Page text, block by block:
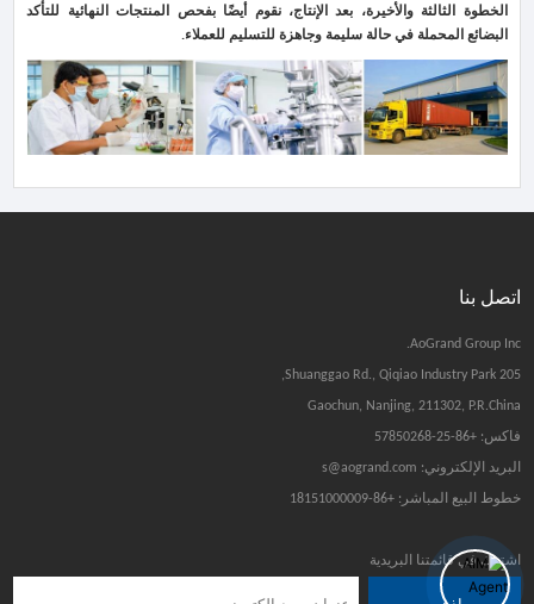
الخطوة الثالثة والأخيرة، بعد الإنتاج، نقوم أيضًا بفحص المنتجات النهائية للتأكد
البضائع المحملة في حالة سليمة وجاهزة للتسليم للعملاء.
اتصل بنا
AoGrand Group Inc.
205 Shuanggao Rd., Qiqiao Industry Park,
Gaochun, Nanjing, 211302, P.R.China
فاكس: +86-25-57850268
البريد الإلكتروني: s@aogrand.com
خطوط البيع المباشر: +86-18151000009
اشترك في قائمتنا البريدية